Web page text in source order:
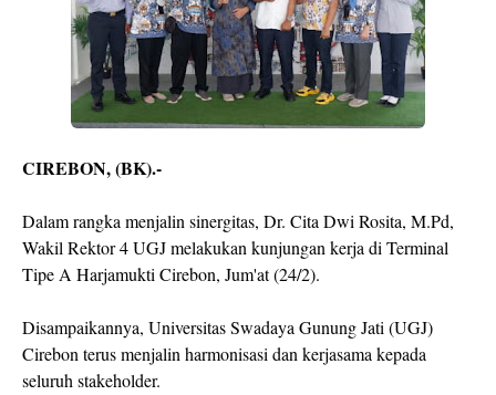
CIREBON, (BK).-
Dalam rangka menjalin sinergitas, Dr. Cita Dwi Rosita, M.Pd,
Wakil Rektor 4 UGJ melakukan kunjungan kerja di Terminal
Tipe A Harjamukti Cirebon, Jum'at (24/2).
Disampaikannya, Universitas Swadaya Gunung Jati (UGJ)
Cirebon terus menjalin harmonisasi dan kerjasama kepada
seluruh stakeholder.